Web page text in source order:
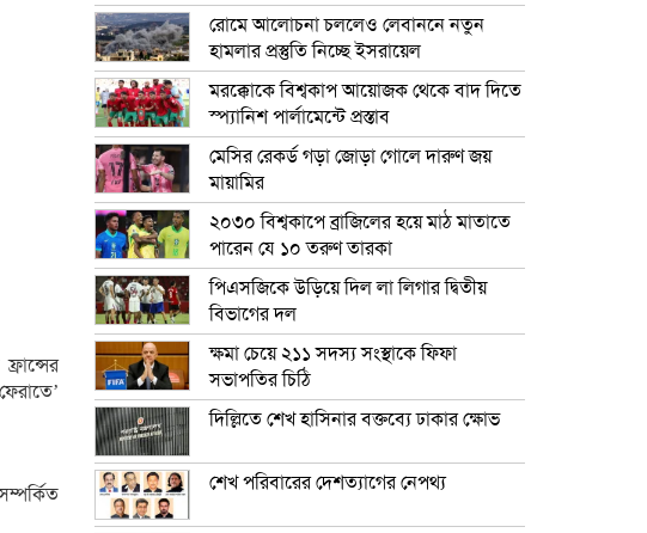
রোমে আলোচনা চললেও লেবাননে নতুন
হামলার প্রস্তুতি নিচ্ছে ইসরায়েল
মরক্কোকে বিশ্বকাপ আয়োজক থেকে বাদ দিতে
স্প্যানিশ পার্লামেন্টে প্রস্তাব
মেসির রেকর্ড গড়া জোড়া গোলে দারুণ জয়
মায়ামির
২০৩০ বিশ্বকাপে ব্রাজিলের হয়ে মাঠ মাতাতে
পারেন যে ১০ তরুণ তারকা
পিএসজিকে উড়িয়ে দিল লা লিগার দ্বিতীয়
বিভাগের দল
ক্ষমা চেয়ে ২১১ সদস্য সংস্থাকে ফিফা
সভাপতির চিঠি
দিল্লিতে শেখ হাসিনার বক্তব্যে ঢাকার ক্ষোভ
শেখ পরিবারের দেশত্যাগের নেপথ্য